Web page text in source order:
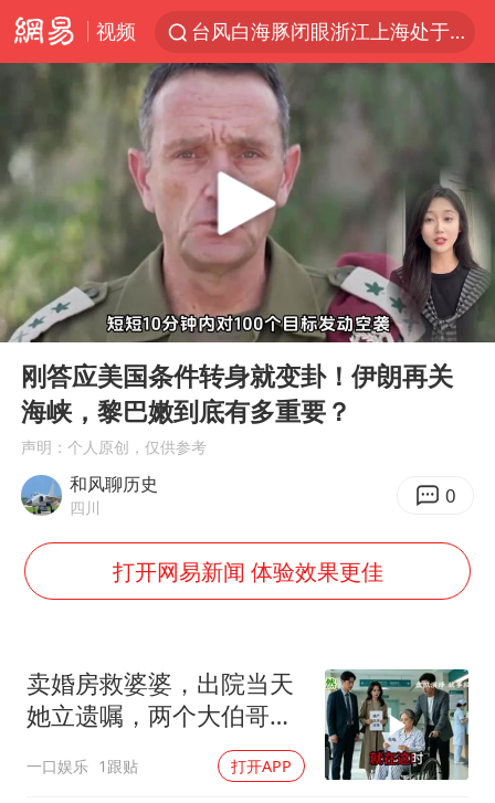
视频
台风白海豚闭眼浙江上海处于危险半圆
伊斯兰版北约来了吗
新疆阿克苏地震
香港宏福苑火灾或由烟头引起
中国父女泰国骑摩托车坠崖1死1伤
网约车司机充电时猝死保险拒赔
浙江台州《告全体市民书》
四川宜宾3.4级地震
周末打虎 宋致远被查
多所高校取消艺考
上半年国内居民出游人次34.63亿
刘浩存百花奖开幕式红裙起舞
“南湖号”盾构机下线
泰国初中生饮弹自尽前开了26枪
习近平心系体育强国建设
Play
00:00 06:29
刚答应美国条件转身就变卦！伊朗再关
海峡，黎巴嫩到底有多重要？
声明：个人原创，仅供参考
和风聊历史
四川 0
打开网易新闻 体验效果更佳
卖婚房救婆婆，出院当天
她立遗嘱，两个大伯哥傻
一口娱乐 1跟贴 打开APP